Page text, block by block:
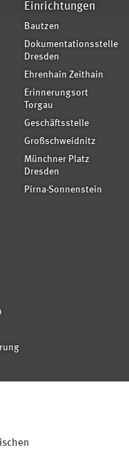
Einrichtungen
Bautzen
Dokumentationsstelle
Dresden
Ehrenhain Zeithain
Erinnerungsort
Torgau
Geschäftsstelle
Großschweidnitz
Münchner Platz
Dresden
Pirna-Sonnenstein